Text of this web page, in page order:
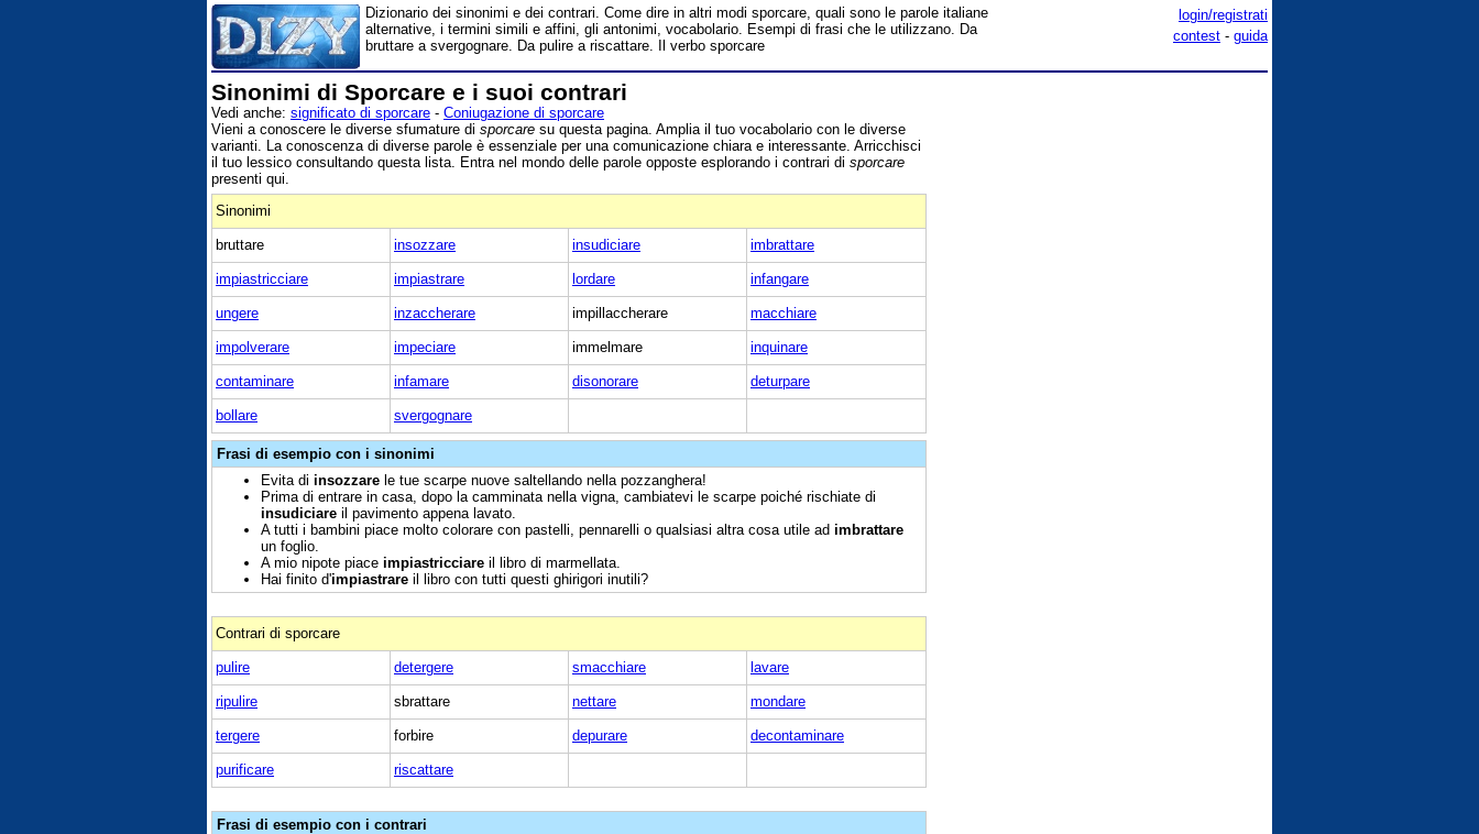
login/registrati
contest - guida
Dizionario dei sinonimi e dei contrari. Come dire in altri modi sporcare, quali sono le parole italiane
alternative, i termini simili e affini, gli antonimi, vocabolario. Esempi di frasi che le utilizzano. Da
bruttare a svergognare. Da pulire a riscattare. Il verbo sporcare
Sinonimi di Sporcare e i suoi contrari
Vedi anche: significato di sporcare - Coniugazione di sporcare
Vieni a conoscere le diverse sfumature di sporcare su questa pagina. Amplia il tuo vocabolario con le diverse
varianti. La conoscenza di diverse parole è essenziale per una comunicazione chiara e interessante. Arricchisci
il tuo lessico consultando questa lista. Entra nel mondo delle parole opposte esplorando i contrari di sporcare
presenti qui.
Sinonimi
bruttare insozzare insudiciare imbrattare
impiastricciare impiastrare lordare infangare
ungere inzaccherare impillaccherare macchiare
impolverare impeciare immelmare inquinare
contaminare infamare disonorare deturpare
bollare svergognare
Frasi di esempio con i sinonimi
Evita di insozzare le tue scarpe nuove saltellando nella pozzanghera!
Prima di entrare in casa, dopo la camminata nella vigna, cambiatevi le scarpe poiché rischiate di
insudiciare il pavimento appena lavato.
A tutti i bambini piace molto colorare con pastelli, pennarelli o qualsiasi altra cosa utile ad imbrattare
un foglio.
A mio nipote piace impiastricciare il libro di marmellata.
Hai finito d'impiastrare il libro con tutti questi ghirigori inutili?
Contrari di sporcare
pulire detergere smacchiare lavare
ripulire sbrattare nettare mondare
tergere forbire depurare decontaminare
purificare riscattare
Frasi di esempio con i contrari